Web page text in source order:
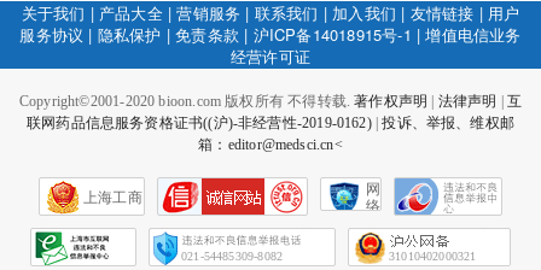
关于我们 | 产品大全|营销服务 | 联系我们 | 加入我们 | 友情链接 | 用户
服务协议 | 隐私保护 |免责条款 | 沪ICP备14018915号-1 |增值电信业务
经营许可证
Copyright©2001-2020 bioon.com 版权所有 不得转载.著作权声明 法律声明
互
联网药品信息服务资格证书((沪)-非经营性-2019-0162)|投诉、举报、维权邮
箱：editor@medsci.cn<
上海工商
网
络
会
征
021-54485309-8082 31010402000321